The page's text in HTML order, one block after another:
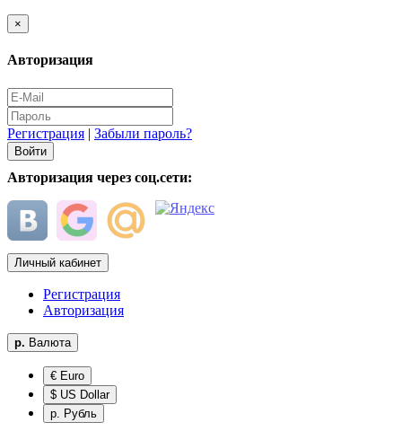
×
Авторизация
Регистрация | Забыли пароль?
Авторизация через соц.сети:
Личный кабинет
Регистрация
Авторизация
р. Валюта
€ Euro
$ US Dollar
р. Рубль